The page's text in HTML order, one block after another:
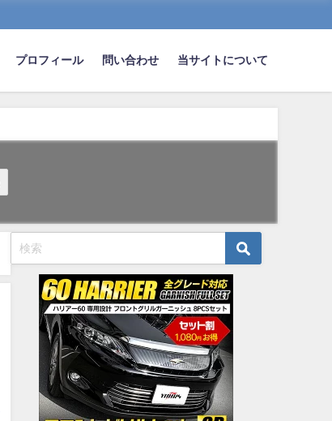
プロフィール 問い合わせ 当サイトについて